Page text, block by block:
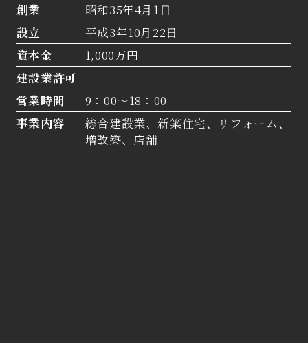
創業
昭和35年4月1日
設立
平成3年10月22日
資本金
1,000万円
建設業許可
営業時間
9：00～18：00
事業内容
総合建設業、新築住宅、リフォーム、
増改築、店舗